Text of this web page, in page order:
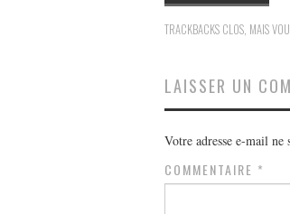
TRACKBACKS CLOS, MAIS
LAISSER UN
Votre adresse e-mail ne
COMMENTAIRE *